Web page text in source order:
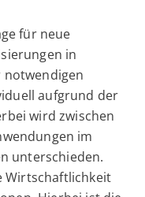
für neue
in
notwendigen
aufgrund der
wird zwischen
im
unterschieden.
Wirtschaftlichkeit